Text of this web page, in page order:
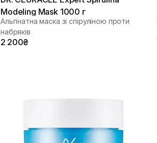
Modeling Mask 1000 г
Альгінатна маска зі спіруліною проти
набряків
2 200₴